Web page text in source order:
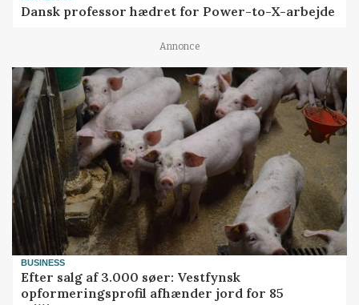
Dansk professor hædret for Power-to-X-arbejde
Annonce
BUSINESS
Efter salg af 3.000 søer: Vestfynsk
opformeringsprofil afhænder jord for 85